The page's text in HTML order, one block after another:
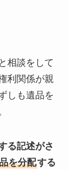
相談をして
利関係が親
しも遺品を
る記述がさ
を分配する